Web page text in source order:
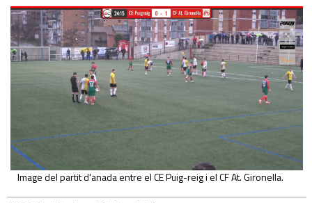
Image del partit d'anada entre el CE Puig-reig i el CF At. Gironella.